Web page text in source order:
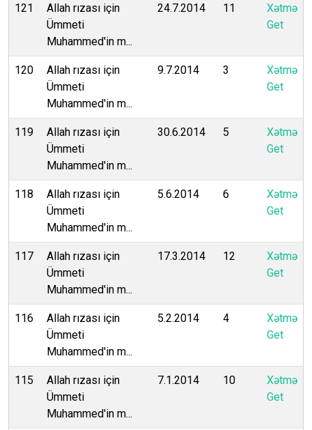
121
Allah rızası için
Ümmeti
Muhammed'in m...
24.7.2014 11
Xətmə
Get
120
Allah rızası için
Ümmeti
Muhammed'in m...
9.7.2014 3
Xətmə
Get
119
Allah rızası için
Ümmeti
Muhammed'in m...
30.6.2014 5
Xətmə
Get
118
Allah rızası için
Ümmeti
Muhammed'in m...
5.6.2014 6
Xətmə
Get
117
Allah rızası için
Ümmeti
Muhammed'in m...
17.3.2014 12
Xətmə
Get
116
Allah rızası için
Ümmeti
Muhammed'in m...
5.2.2014 4
Xətmə
Get
115
Allah rızası için
Ümmeti
Muhammed'in m...
7.1.2014 10
Xətmə
Get